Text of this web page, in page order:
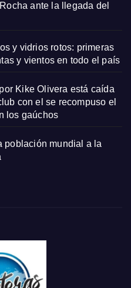
ante la llegada del
y vidrios rotos: primeras
y vientos en todo el país
Kike Olivera está caída
con el se recompuso el
los gaúchos
población mundial a la